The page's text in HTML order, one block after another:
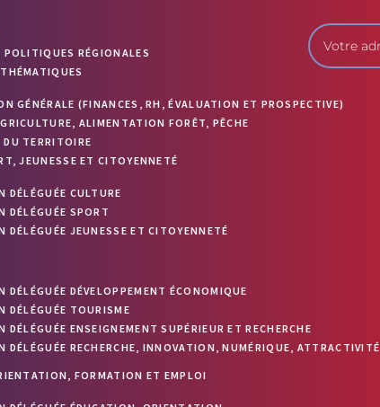
POLITIQUES RÉGIONALES
GÉNÉRALE (FINANCES, RH, ÉVALUATION ET PROSPECTIVE)
ALIMENTATION FORÊT, PÊCHE
DU TERRITOIRE
JEUNESSE ET CITOYENNETÉ
DÉLÉGUÉE CULTURE
DÉLÉGUÉE SPORT
DÉLÉGUÉE JEUNESSE ET CITOYENNETÉ
DÉLÉGUÉE DÉVELOPPEMENT ÉCONOMIQUE
DÉLÉGUÉE TOURISME
DÉLÉGUÉE ENSEIGNEMENT SUPÉRIEUR ET RECHERCHE
DÉLÉGUÉE RECHERCHE, INNOVATION, NUMÉRIQUE, ATTRACTIVITÉ
FORMATION ET EMPLOI